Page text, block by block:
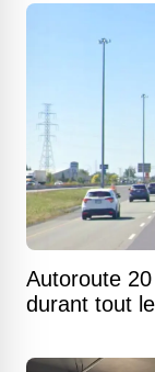
Autoroute
durant tout